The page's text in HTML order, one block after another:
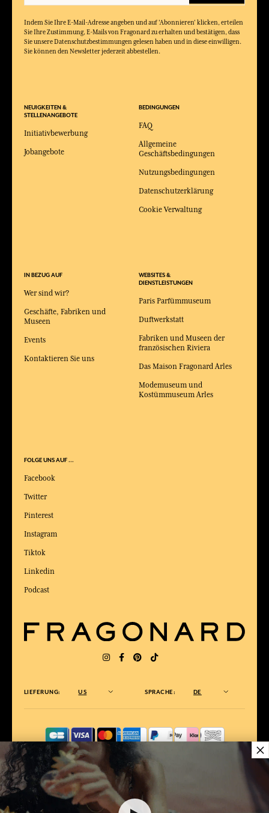
Indem Sie Ihre E-Mail-Adresse angeben und auf 'Abonnieren' klicken, erteilen
Sie Ihre Zustimmung, E-Mails von Fragonard zu erhalten und bestätigen, dass
Sie unsere Datenschutzbestimmungen gelesen haben und in diese einwilligen.
Sie können den Newsletter jederzeit abbestellen.
BEDINGUNGEN
FAQ
Allgemeine
Geschäftsbedingungen
Nutzungsbedingungen
Datenschutzerklärung
Cookie Verwaltung
WEBSITES &
DIENSTLEISTUNGEN
Paris Parfümmuseum
Duftwerkstatt
Fabriken und Museen der
französischen Riviera
Das Maison Fragonard Arles
Modemuseum und
Kostümmuseum Arles
IN BEZUG AUF
Wer sind wir?
Geschäfte, Fabriken und
Museen
Events
Kontaktieren Sie uns
FOLGE UNS AUF ...
Facebook
Twitter
Pinterest
Instagram
Tiktok
Linkedin
Podcast
NEUIGKEITEN &
STELLENANGEBOTE
Initiativbewerbung
Jobangebote
LIEFERUNG: US SPRACHE: DE
ZUM BESTEN ONLINE-COMMERCE-SITE
2025 vom Magazin Capital gewählt
×